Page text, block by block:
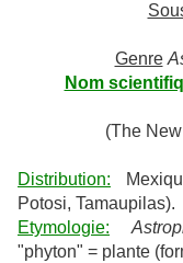
Genre
Nom
(The
Distribution:
Potosi, Tamaupilas).
Etymologie:
"phyton" = plante